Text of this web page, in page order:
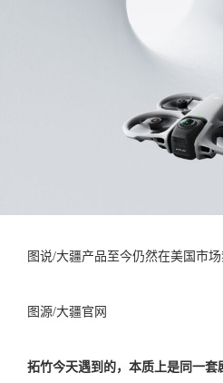
图说/大疆产品至今仍然在美国市
图源/大疆官网
拓竹今天遇到的，本质上是同一套